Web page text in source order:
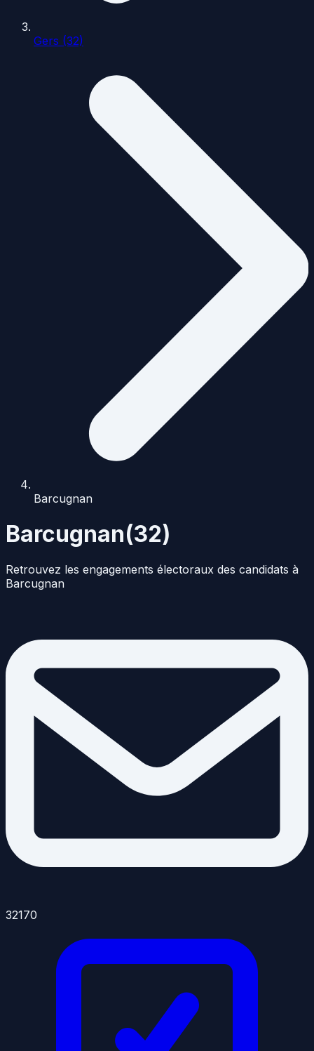
Gers (32)
Barcugnan
Barcugnan(32)
Retrouvez les engagements électoraux des candidats à
Barcugnan
32170